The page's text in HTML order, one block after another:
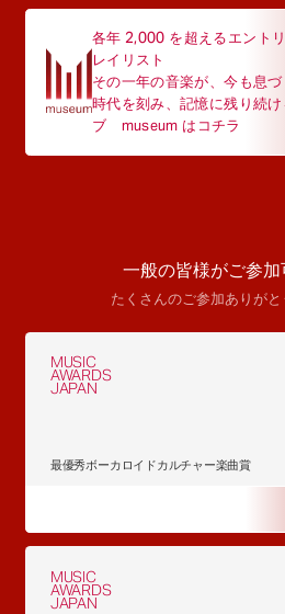
各年 2,000 を超えるエント
レイリスト
その一年の音楽が、今も息づ
時代を刻み、記憶に残り続
ブ museum はコチラ
一般の皆様がご参加
たくさんのご参加ありが
MUSIC
AWARDS
JAPAN
最優秀ボーカロイドカルチャー楽曲賞
MUSIC
AWARDS
JAPAN